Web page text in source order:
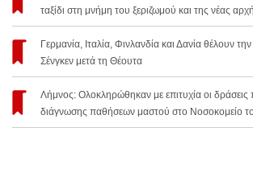
ταξίδι στη μνήμη του ξεριζωμού και της νέας
Γερμανία, Ιταλία, Φινλανδία και Δανία θέλουν
Σένγκεν μετά τη Θέουτα
Λήμνος: Ολοκληρώθηκαν με επιτυχία οι δράσεις
διάγνωσης παθήσεων μαστού στο Νοσοκομείο